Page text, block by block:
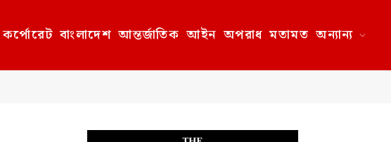
কর্পোরেট বাংলাদেশ আন্তর্জাতিক আইন অপরাধ মতামত অন্যান্য